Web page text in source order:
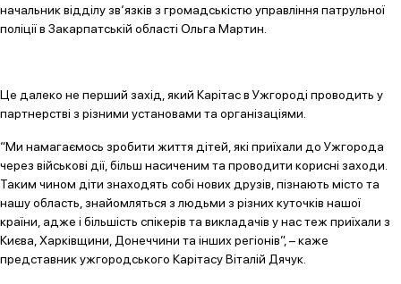
начальник відділу зв‘язків з громадськістю управління патрульної
поліції в Закарпатській області Ольга Мартин.
Це далеко не перший захід, який Карітас в Ужгороді проводить у
партнерстві з різними установами та організаціями.
“Ми намагаємось зробити життя дітей, які приїхали до Ужгорода
через військові дії, більш насиченим та проводити корисні заходи.
Таким чином діти знаходять собі нових друзів, пізнають місто та
нашу область, знайомляться з людьми з різних куточків нашої
країни, адже і більшість спікерів та викладачів у нас теж приїхали з
Києва, Харківщини, Донеччини та інших регіонів”, – каже
представник ужгородського Карітасу Віталій Дячук.